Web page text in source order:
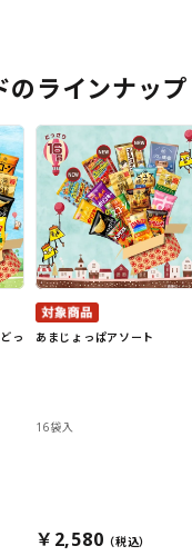
のラインナップ
っ
あまじょっぱアソート
16袋入
￥2,580